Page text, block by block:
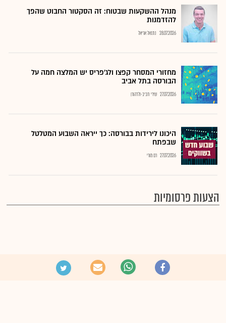
מנהל ההשקעות שבטוח: זה הסקטור החבוט שהפך
להזדמנות
28.07.2026 נתנאל אריאל
מחזורי המסחר קפצו ולג'פריס יש המלצה חמה על
הבורסה בתל אביב
27.07.2026 שירי חביב-ולדהורן
היכונו לירידות בבורסה: כך ייראה השבוע המטלטל
שבפתח
27.07.2026 רם מורי
הצעות פרסומיות